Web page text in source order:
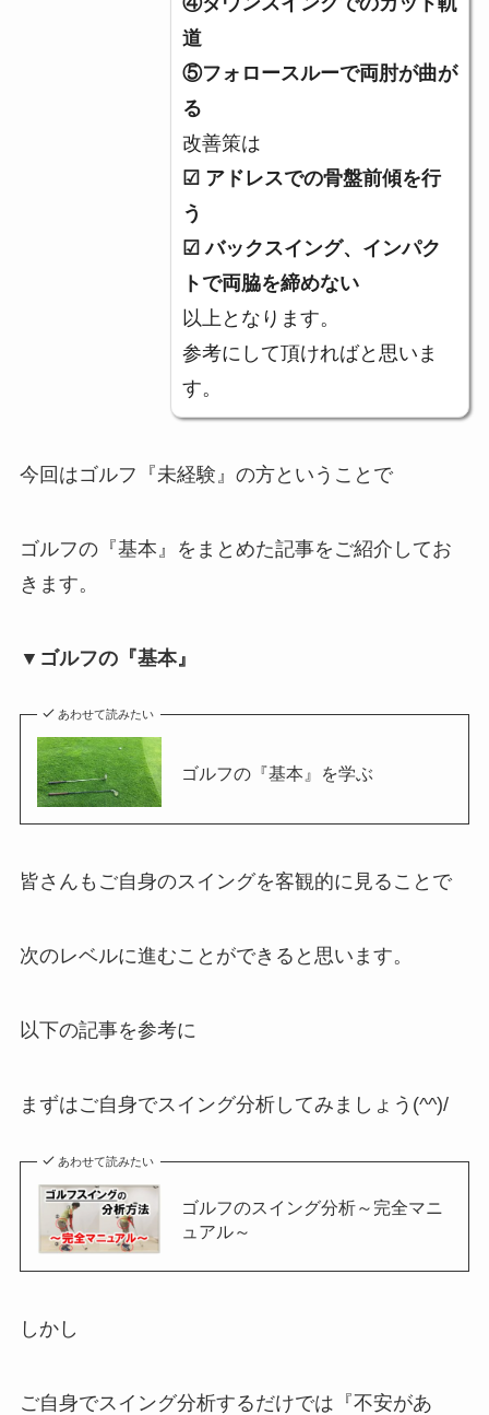
道
⑤フォロースルーで両肘が曲が
る
改善策は
☑ アドレスでの骨盤前傾を行
う
☑ バックスイング、インパク
トで両脇を締めない
以上となります。
参考にして頂ければと思いま
す。
今回はゴルフ『未経験』の方ということで
ゴルフの『基本』をまとめた記事をご紹介してお
きます。
▼ゴルフの『基本』
あわせて読みたい
ゴルフの『基本』を学ぶ
皆さんもご自身のスイングを客観的に見ることで
次のレベルに進むことができると思います。
以下の記事を参考に
まずはご自身でスイング分析してみましょう(^^)/
あわせて読みたい
ゴルフのスイング分析～完全マニ
ュアル～
しかし
ご自身でスイング分析するだけでは『不安があ